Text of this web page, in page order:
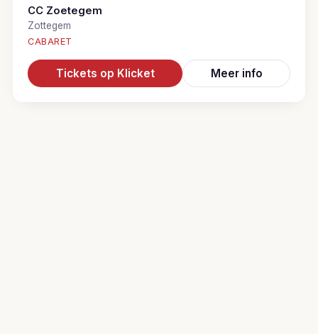
CC Zoetegem
Zottegem
CABARET
Tickets op Klicket Meer info